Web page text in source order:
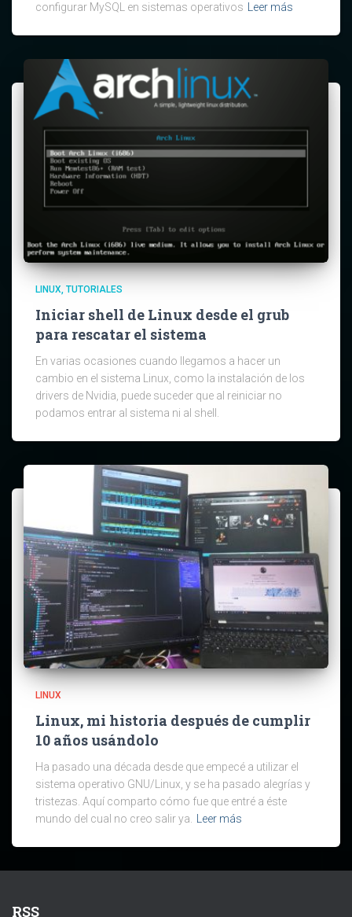
configurar MySQL en sistemas operativos
Leer más
LINUX TUTORIALES
Iniciar shell de Linux desde el grub
para rescatar el sistema
En varias ocasiones cuando llegamos a hacer un
cambio en el sistema Linux, como la instalación de los
drivers de Nvidia, puede suceder que al reiniciar no
podamos entrar al sistema ni al shell.
LINUX
Linux, mi historia después de cumplir
10 años usándolo
Ha pasado una década desde que empecé a utilizar el
sistema operativo GNU/Linux, y se ha pasado alegrías y
tristezas. Aquí comparto cómo fue que entré a éste
mundo del cual no creo salir ya.
Leer más
RSS